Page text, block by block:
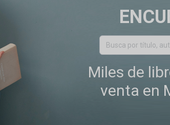
Miles de
venta en